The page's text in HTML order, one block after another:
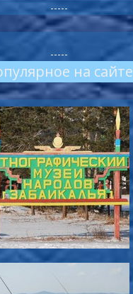
-----
-----
на сайте